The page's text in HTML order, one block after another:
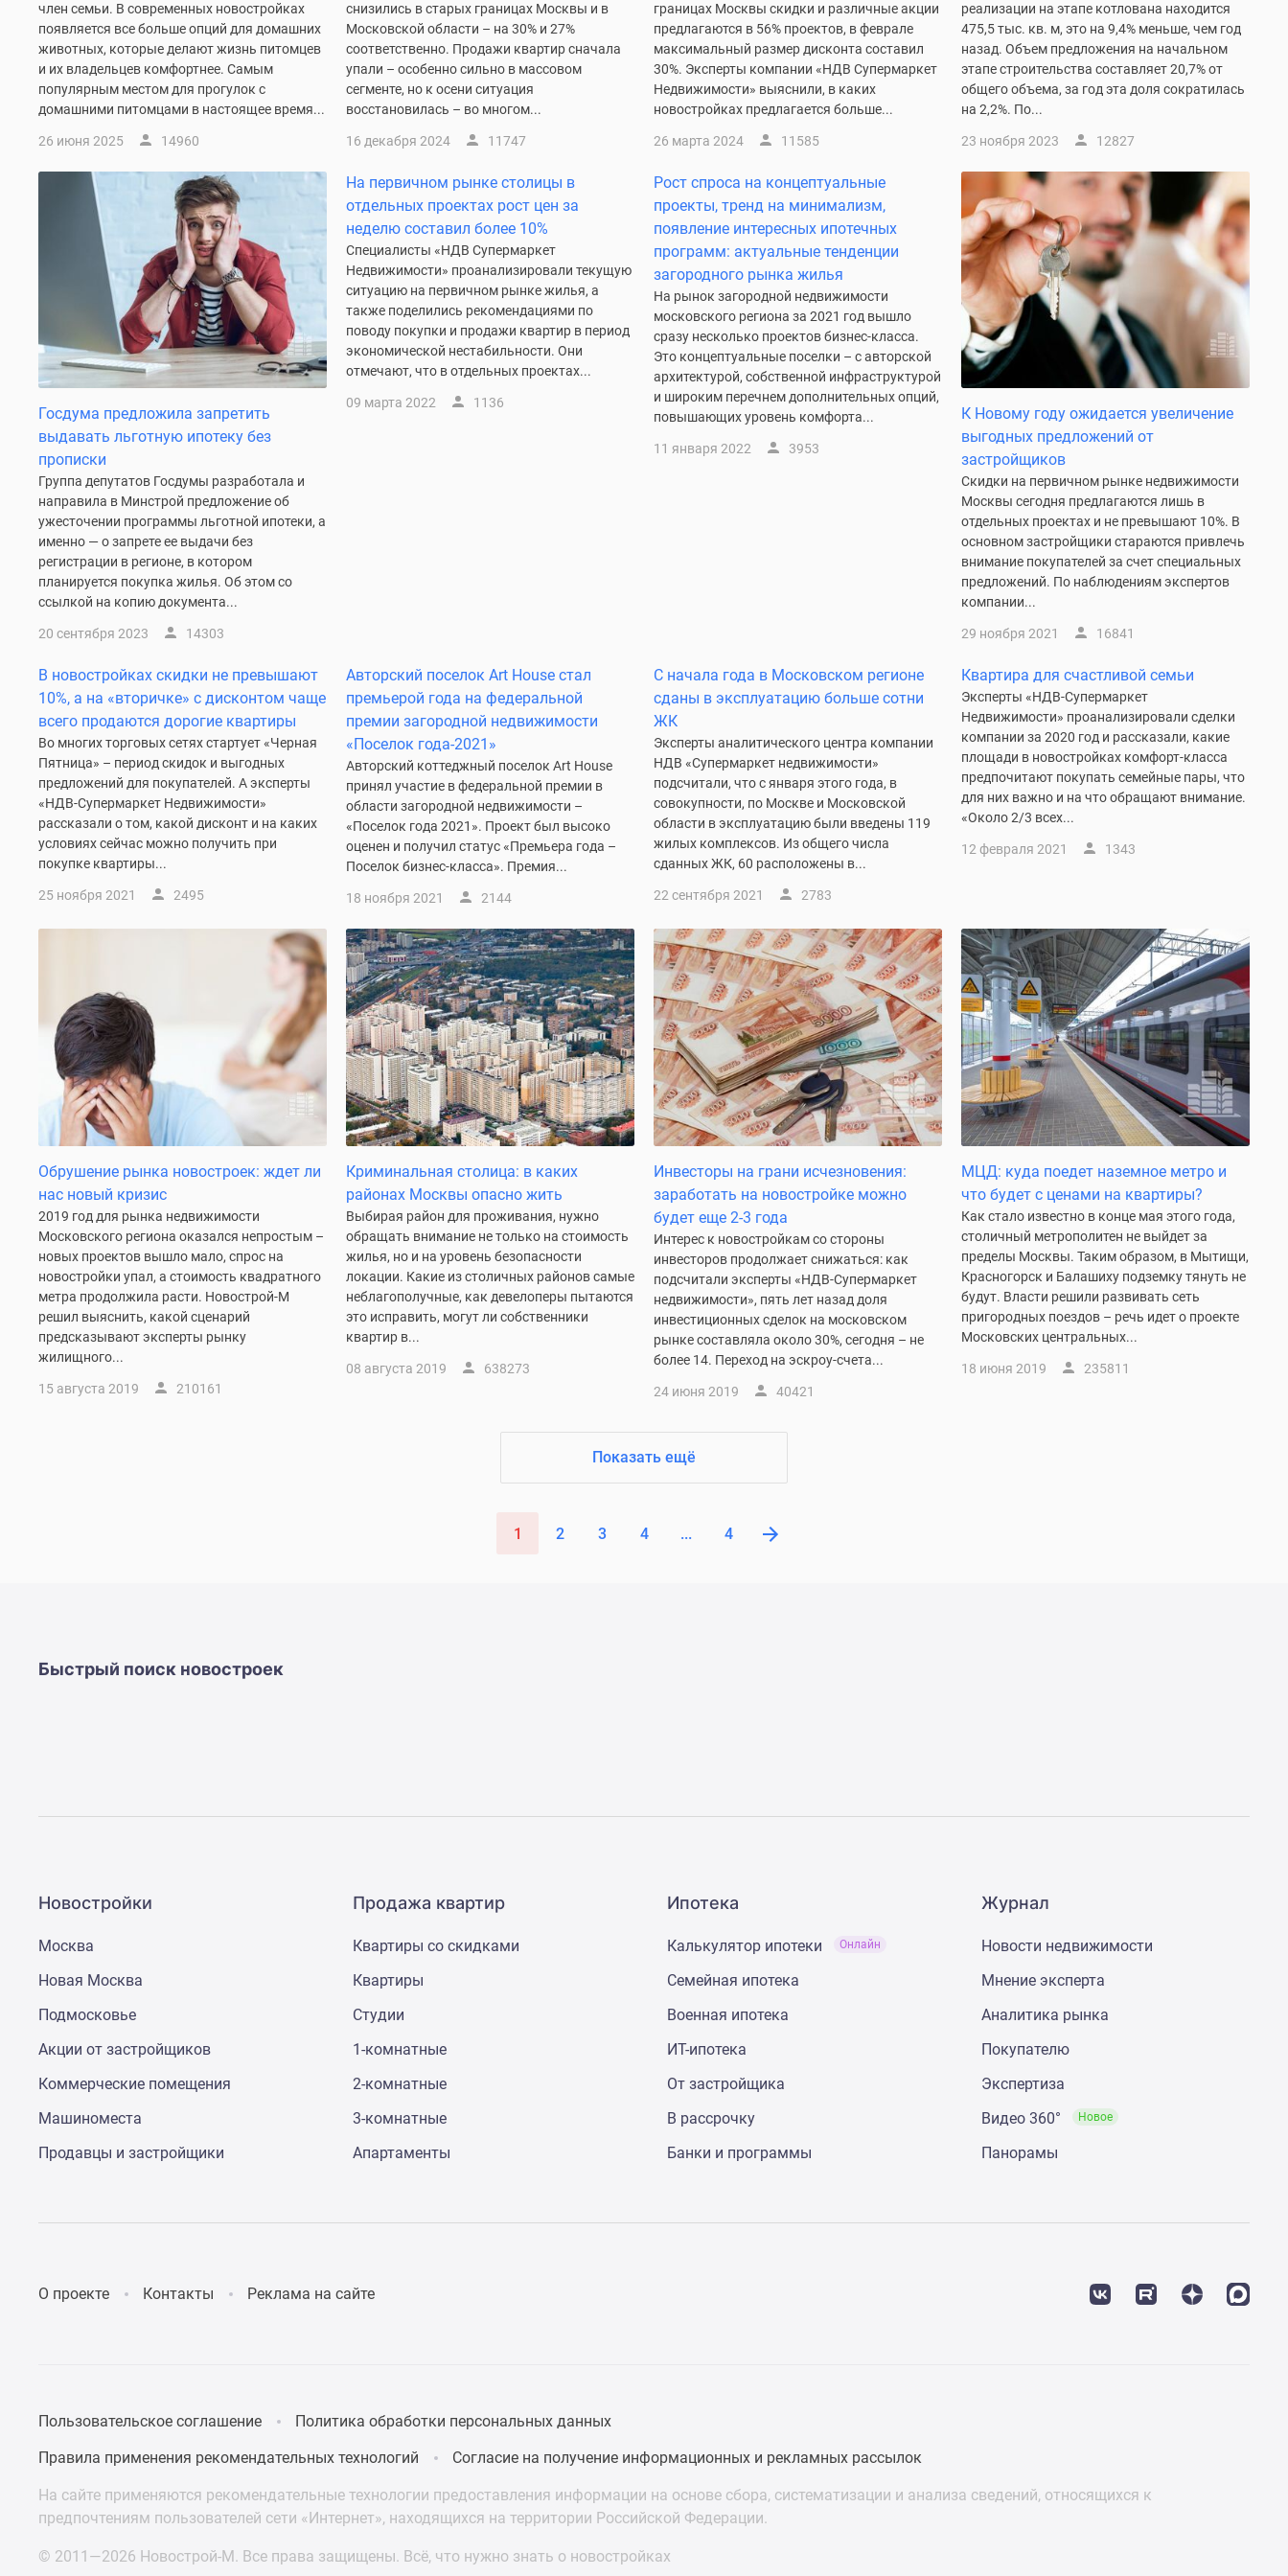
комнатные
Квартиры
Ипотечный
калькулятор
ипотека
Аналитика
Экспертиза
новостроек
авторы
проекте
Контакты
Реклама
Апартаменты
#траншевая
ипотека
#рассрочка
ипотека
скидками
Программа
Новостройки
премиум-
класса
Новостройки
бизнес-
класса
Рассрочка
Траншевая
ипотека
коттеджи
Скидки
член семьи. В современных новостройках
появляется все больше опций для домашних
животных, которые делают жизнь питомцев
и их владельцев комфортнее. Самым
популярным местом для прогулок с
домашними питомцами в настоящее время...
26 июня 2025 14960
снизились в старых границах Москвы и в
Московской области – на 30% и 27%
соответственно. Продажи квартир сначала
упали – особенно сильно в массовом
сегменте, но к осени ситуация
восстановилась – во многом...
16 декабря 2024 11747
границах Москвы скидки и различные акции
предлагаются в 56% проектов, в феврале
максимальный размер дисконта составил
30%. Эксперты компании «НДВ Супермаркет
Недвижимости» выяснили, в каких
новостройках предлагается больше...
26 марта 2024 11585
реализации на этапе котлована находится
475,5 тыс. кв. м, это на 9,4% меньше, чем год
назад. Объем предложения на начальном
этапе строительства составляет 20,7% от
общего объема, за год эта доля сократилась
на 2,2%. По...
23 ноября 2023 12827
Госдума предложила запретить
выдавать льготную ипотеку без
прописки
Группа депутатов Госдумы разработала и
направила в Минстрой предложение об
ужесточении программы льготной ипотеки, а
именно — о запрете ее выдачи без
регистрации в регионе, в котором
планируется покупка жилья. Об этом со
ссылкой на копию документа...
20 сентября 2023 14303
На первичном рынке столицы в
отдельных проектах рост цен за
неделю составил более 10%
Специалисты «НДВ Супермаркет
Недвижимости» проанализировали текущую
ситуацию на первичном рынке жилья, а
также поделились рекомендациями по
поводу покупки и продажи квартир в период
экономической нестабильности. Они
отмечают, что в отдельных проектах...
09 марта 2022 1136
Рост спроса на концептуальные
проекты, тренд на минимализм,
появление интересных ипотечных
программ: актуальные тенденции
загородного рынка жилья
На рынок загородной недвижимости
московского региона за 2021 год вышло
сразу несколько проектов бизнес-класса.
Это концептуальные поселки – с авторской
архитектурой, собственной инфраструктурой
и широким перечнем дополнительных опций,
повышающих уровень комфорта...
11 января 2022 3953
К Новому году ожидается увеличение
выгодных предложений от
застройщиков
Скидки на первичном рынке недвижимости
Москвы сегодня предлагаются лишь в
отдельных проектах и не превышают 10%. В
основном застройщики стараются привлечь
внимание покупателей за счет специальных
предложений. По наблюдениям экспертов
компании...
29 ноября 2021 16841
В новостройках скидки не превышают
10%, а на «вторичке» с дисконтом чаще
всего продаются дорогие квартиры
Во многих торговых сетях стартует «Черная
Пятница» – период скидок и выгодных
предложений для покупателей. А эксперты
«НДВ-Супермаркет Недвижимости»
рассказали о том, какой дисконт и на каких
условиях сейчас можно получить при
покупке квартиры...
25 ноября 2021 2495
Авторский поселок Art House стал
премьерой года на федеральной
премии загородной недвижимости
«Поселок года-2021»
Авторский коттеджный поселок Art House
принял участие в федеральной премии в
области загородной недвижимости –
«Поселок года 2021». Проект был высоко
оценен и получил статус «Премьера года –
Поселок бизнес-класса». Премия...
18 ноября 2021 2144
С начала года в Московском регионе
сданы в эксплуатацию больше сотни
ЖК
Эксперты аналитического центра компании
НДВ «Супермаркет недвижимости»
подсчитали, что с января этого года, в
совокупности, по Москве и Московской
области в эксплуатацию были введены 119
жилых комплексов. Из общего числа
сданных ЖК, 60 расположены в...
22 сентября 2021 2783
Квартира для счастливой семьи
Эксперты «НДВ-Супермаркет
Недвижимости» проанализировали сделки
компании за 2020 год и рассказали, какие
площади в новостройках комфорт-класса
предпочитают покупать семейные пары, что
для них важно и на что обращают внимание.
«Около 2/3 всех...
12 февраля 2021 1343
Обрушение рынка новостроек: ждет ли
нас новый кризис
2019 год для рынка недвижимости
Московского региона оказался непростым –
новых проектов вышло мало, спрос на
новостройки упал, а стоимость квадратного
метра продолжила расти. Новострой-М
решил выяснить, какой сценарий
предсказывают эксперты рынку
жилищного...
15 августа 2019 210161
Криминальная столица: в каких
районах Москвы опасно жить
Выбирая район для проживания, нужно
обращать внимание не только на стоимость
жилья, но и на уровень безопасности
локации. Какие из столичных районов самые
неблагополучные, как девелоперы пытаются
это исправить, могут ли собственники
квартир в...
08 августа 2019 638273
Инвесторы на грани исчезновения:
заработать на новостройке можно
будет еще 2-3 года
Интерес к новостройкам со стороны
инвесторов продолжает снижаться: как
подсчитали эксперты «НДВ-Супермаркет
недвижимости», пять лет назад доля
инвестиционных сделок на московском
рынке составляла около 30%, сегодня – не
более 14. Переход на эскроу-счета...
24 июня 2019 40421
МЦД: куда поедет наземное метро и
что будет с ценами на квартиры?
Как стало известно в конце мая этого года,
столичный метрополитен не выйдет за
пределы Москвы. Таким образом, в Мытищи,
Красногорск и Балашиху подземку тянуть не
будут. Власти решили развивать сеть
пригородных поездов – речь идет о проекте
Московских центральных...
18 июня 2019 235811
Показать ещё
1 2 3 4 ... 4
Быстрый поиск новостроек
Новостройки
Москва
Новая Москва
Подмосковье
Акции от застройщиков
Коммерческие помещения
Машиноместа
Продавцы и застройщики
Продажа квартир
Квартиры со скидками
Квартиры
Студии
1-комнатные
2-комнатные
3-комнатные
Апартаменты
Ипотека
Калькулятор ипотеки Онлайн
Семейная ипотека
Военная ипотека
ИТ-ипотека
От застройщика
В рассрочку
Банки и программы
Журнал
Новости недвижимости
Мнение эксперта
Аналитика рынка
Покупателю
Экспертиза
Видео 360°
Новое
Панорамы
О проекте Контакты Реклама на сайте
Пользовательское соглашение
Политика обработки персональных данных
Правила применения рекомендательных технологий
Согласие на получение информационных и рекламных рассылок
На сайте применяются рекомендательные технологии предоставления информации на основе сбора, систематизации и анализа сведений, относящихся к
предпочтениям пользователей сети «Интернет», находящихся на территории Российской Федерации.
© 2011—2026 Новострой-М. Все права защищены. Всё, что нужно знать о новостройках